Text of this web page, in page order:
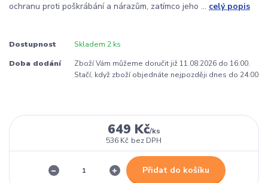
ochranu proti poškrábání a nárazům, zatímco jeho ... celý popis
Dostupnost Skladem 2 ks
Doba dodání
Zboží Vám můžeme doručit již 11.08.2026 do 16:00.
Stačí, když zboží objednáte nejpozději dnes do 24:00
649 Kč/ks
536 Kč bez DPH
Přidat do košíku